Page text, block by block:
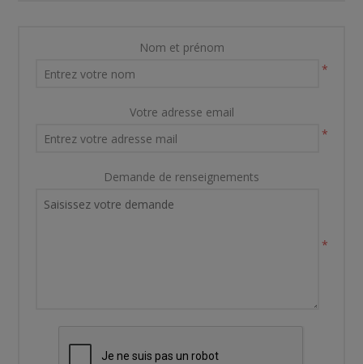
Nom et prénom
*
Votre adresse email
*
Demande de renseignements
*